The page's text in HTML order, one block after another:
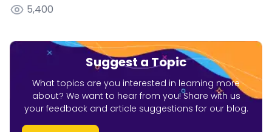
5,400
Suggest a Topic
What topics are you interested in learning more
about? We want to hear from you! Share with us
your feedback and article suggestions for our blog.